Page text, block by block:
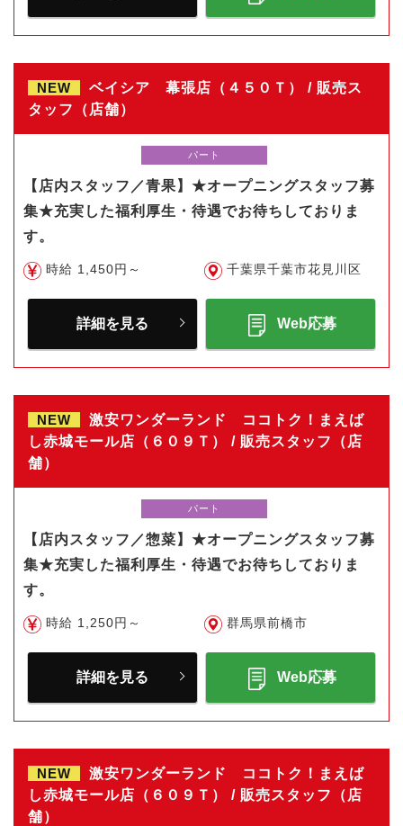
NEW
ベイシア 幕張店（４５０Ｔ） / 販売ス
タッフ（店舗）
パート
【店内スタッフ／青果】★オープニングスタッフ募
集★充実した福利厚生・待遇でお待ちしておりま
す。
時給 1,450円～ 千葉県千葉市花見川区
詳細を見る Web応募
NEW
激安ワンダーランド ココトク！まえば
し赤城モール店（６０９Ｔ） / 販売スタッフ（店
舗）
パート
【店内スタッフ／惣菜】★オープニングスタッフ募
集★充実した福利厚生・待遇でお待ちしておりま
す。
時給 1,250円～ 群馬県前橋市
詳細を見る Web応募
NEW
激安ワンダーランド ココトク！まえば
し赤城モール店（６０９Ｔ） / 販売スタッフ（店
舗）